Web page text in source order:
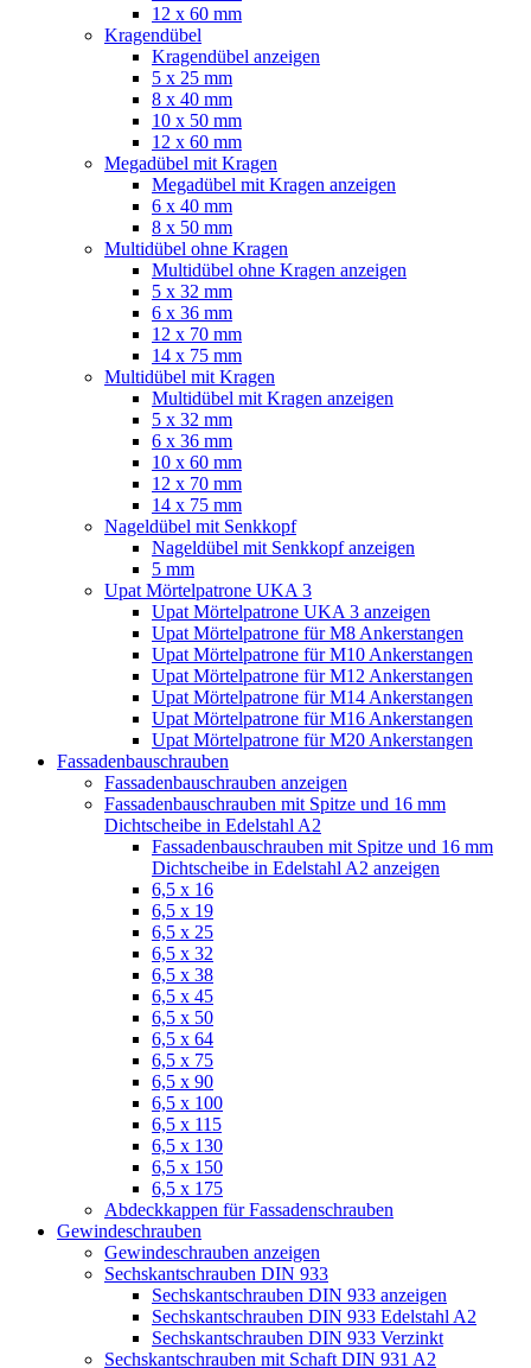
12 x 60 mm
Kragendübel
Kragendübel anzeigen
5 x 25 mm
8 x 40 mm
10 x 50 mm
12 x 60 mm
Megadübel mit Kragen
Megadübel mit Kragen anzeigen
6 x 40 mm
8 x 50 mm
Multidübel ohne Kragen
Multidübel ohne Kragen anzeigen
5 x 32 mm
6 x 36 mm
12 x 70 mm
14 x 75 mm
Multidübel mit Kragen
Multidübel mit Kragen anzeigen
5 x 32 mm
6 x 36 mm
10 x 60 mm
12 x 70 mm
14 x 75 mm
Nageldübel mit Senkkopf
Nageldübel mit Senkkopf anzeigen
5 mm
Upat Mörtelpatrone UKA 3
Upat Mörtelpatrone UKA 3 anzeigen
Upat Mörtelpatrone für M8 Ankerstangen
Upat Mörtelpatrone für M10 Ankerstangen
Upat Mörtelpatrone für M12 Ankerstangen
Upat Mörtelpatrone für M14 Ankerstangen
Upat Mörtelpatrone für M16 Ankerstangen
Upat Mörtelpatrone für M20 Ankerstangen
Fassadenbauschrauben
Fassadenbauschrauben anzeigen
Fassadenbauschrauben mit Spitze und 16 mm
Dichtscheibe in Edelstahl A2
Fassadenbauschrauben mit Spitze und 16 mm
Dichtscheibe in Edelstahl A2 anzeigen
6,5 x 16
6,5 x 19
6,5 x 25
6,5 x 32
6,5 x 38
6,5 x 45
6,5 x 50
6,5 x 64
6,5 x 75
6,5 x 90
6,5 x 100
6,5 x 115
6,5 x 130
6,5 x 150
6,5 x 175
Abdeckkappen für Fassadenschrauben
Gewindeschrauben
Gewindeschrauben anzeigen
Sechskantschrauben DIN 933
Sechskantschrauben DIN 933 anzeigen
Sechskantschrauben DIN 933 Edelstahl A2
Sechskantschrauben DIN 933 Verzinkt
Sechskantschrauben mit Schaft DIN 931 A2